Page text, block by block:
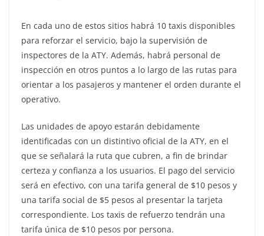
En cada uno de estos sitios habrá 10 taxis disponibles
para reforzar el servicio, bajo la supervisión de
inspectores de la ATY. Además, habrá personal de
inspección en otros puntos a lo largo de las rutas para
orientar a los pasajeros y mantener el orden durante el
operativo.
Las unidades de apoyo estarán debidamente
identificadas con un distintivo oficial de la ATY, en el
que se señalará la ruta que cubren, a fin de brindar
certeza y confianza a los usuarios. El pago del servicio
será en efectivo, con una tarifa general de $10 pesos y
una tarifa social de $5 pesos al presentar la tarjeta
correspondiente. Los taxis de refuerzo tendrán una
tarifa única de $10 pesos por persona.